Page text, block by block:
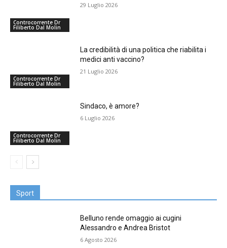
Controcorrente Dr
Filiberto Dal Molin
29 Luglio 2026
Controcorrente Dr
Filiberto Dal Molin
La credibilità di una politica che riabilita i
medici anti vaccino?
21 Luglio 2026
Controcorrente Dr
Filiberto Dal Molin
Sindaco, è amore?
6 Luglio 2026
Sport
Belluno rende omaggio ai cugini
Alessandro e Andrea Bristot
6 Agosto 2026